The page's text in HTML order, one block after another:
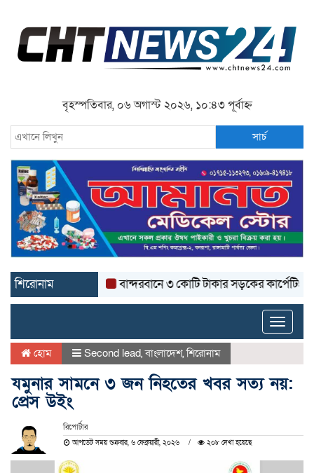
বৃহস্পতিবার, ০৬ অগাস্ট ২০২৬, ১০:৪৩ পূর্বাহ্ন
সার্চ
শিরোনাম বান্দরবানে ৩ কোটি টাকার সড়কের কার্পেটিং উঠে
Toggle
হোম Second lead,বাংলাদেশ,শিরোনাম
যমুনার সামনে ৩ জন নিহতের খবর সত্য নয়:
প্রেস উইং
রিপোর্টার
আপডেট সময় শুক্রবার, ৬ ফেব্রুয়ারী, ২০২৬ ২০৮ দেখা হয়েছে